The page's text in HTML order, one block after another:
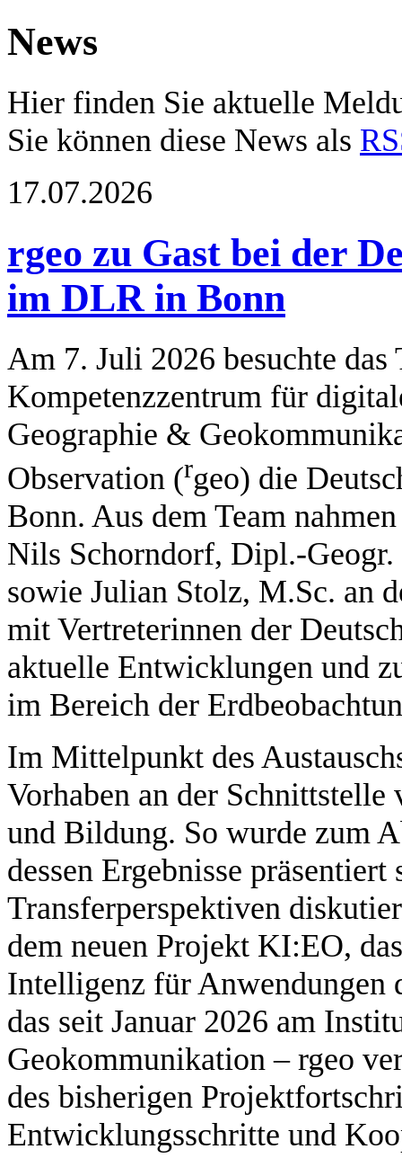
News
Hier finden Sie aktuelle
Sie können diese News als
17.07.2026
rgeo zu Gast bei der
im DLR in Bonn
Am 7. Juli 2026 besuchte
Kompetenzzentrum für
Geographie &
Observation (rgeo) die
Bonn. Aus dem Team
Nils Schorndorf, Dipl.-
sowie Julian Stolz, M.Sc. an
mit Vertreterinnen der
aktuelle Entwicklungen und
im Bereich der
Im Mittelpunkt des
Vorhaben an der
und Bildung. So wurde zum
dessen Ergebnisse
Transferperspektiven
dem neuen Projekt KI:EO,
Intelligenz für Anwendungen
das seit Januar 2026 am
Geokommunikation – rgeo
des bisherigen
Entwicklungsschritte und